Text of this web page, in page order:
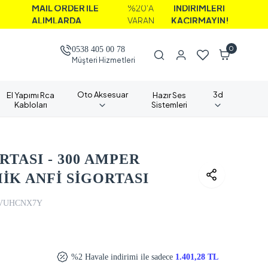
ORDER İLE
%20'A
İNDİRİMLERİ
KAÇIRMAYIN!
0538 405 00 78
Müşteri Hizmetleri
0
El Yapımı Rca
Kabloları
Oto Aksesuar
Hazır Ses
Sistemleri
3d
- 300 AMPER
ANFİ SİGORTASI
%2 Havale indirimi ile sadece 1.401,28 TL